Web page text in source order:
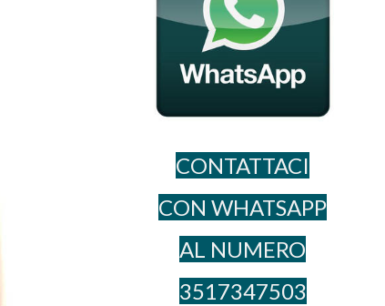
CONTATTACI
CON WHATSAPP
AL NUME​RO
3517347503